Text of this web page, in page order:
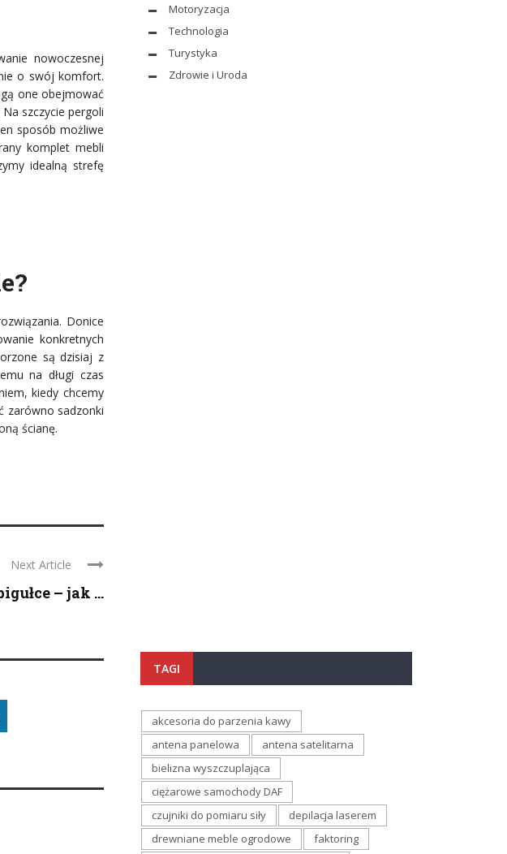
nowoczesnej
o swój komfort.
one obejmować
szczycie pergoli
sposób możliwe
komplet mebli
idealną strefę
Donice
konkretnych
są dzisiaj z
na długi czas
kiedy chcemy
zarówno sadzonki
ścianę.
Next Article
– jak ...
Motoryzacja
Technologia
Turystyka
Zdrowie i Uroda
TAGI
akcesoria do parzenia kawy
antena panelowa
antena satelitarna
bielizna wyszczuplająca
ciężarowe samochody DAF
czujniki do pomiaru siły
depilacja laserem
drewniane meble ogrodowe
faktoring